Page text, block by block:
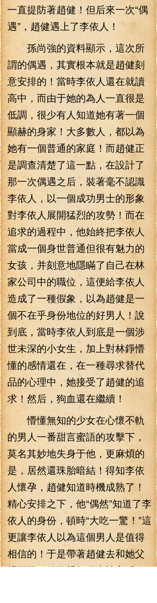
一直提防著趙健！但后來一次“偶
遇”，趙健遇上了李依人！
孫尚強的資料顯示，這次所
謂的偶遇，其實根本就是趙健刻
意安排的！當時李依人還在就讀
高中，而由于她的為人一直很是
低調，很少有人知道她有著一個
顯赫的身家！大多數人，都以為
她有一個普通的家庭！而趙健正
是調查清楚了這一點，在設計了
那一次偶遇之后，裝著毫不認識
李依人，以一個成功男士的形象
對李依人展開猛烈的攻勢！而在
追求的過程中，他始終把李依人
當成一個身世普通但很有魅力的
女孩，并刻意地隱瞞了自己在林
家公司中的職位，這便給李依人
造成了一種假象，以為趙健是一
個不在乎身份地位的好男人！說
到底，當時李依人到底是一個涉
世未深的小女生，加上對林錚懵
懂的感情還在，在一種尋求替代
品的心理中，她接受了趙健的追
求！然后，狗血還在繼續！
懵懂無知的少女在心懷不軌
的男人一番甜言蜜語的攻擊下，
莫名其妙地失身于他，更麻煩的
是，居然還珠胎暗結！得知李依
人懷孕，趙健知道時機成熟了！
精心安排之下，他“偶然”知道了李
依人的身份，頓時“大吃一驚！”這
更讓李依人以為這個男人是值得
相信的！于是帶著趙健去和她父
親攤牌！他父親知道事情之后，